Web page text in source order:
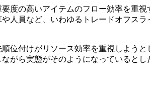
度の高いアイテムのフロー効率を重
人員など、いわゆるトレードオフス
位付けがリソース効率を重視しよう
がら実態がそのようになっていると